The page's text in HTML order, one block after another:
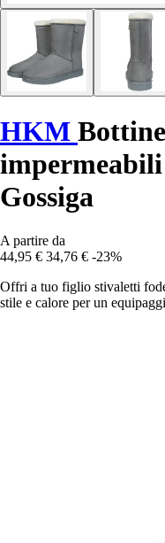
HKM
Gossiga
A partire da
44,95 € 34,76 € -23%
Offri a tuo figlio stivaletti
stile e calore per un